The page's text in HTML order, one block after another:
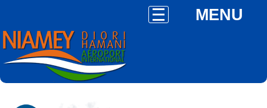
MENU